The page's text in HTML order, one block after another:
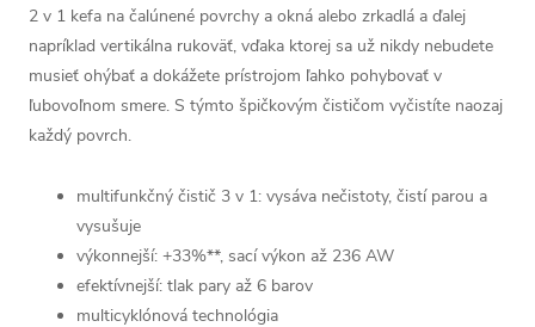
2 v 1 kefa na čalúnené povrchy a okná alebo zrkadlá a ďalej
napríklad vertikálna rukoväť, vďaka ktorej sa už nikdy nebudete
musieť ohýbať a dokážete prístrojom ľahko pohybovať v
ľubovoľnom smere. S týmto špičkovým čističom vyčistíte naozaj
každý povrch.
multifunkčný čistič 3 v 1: vysáva nečistoty, čistí parou a
vysušuje
výkonnejší: +33%**, sací výkon až 236 AW
efektívnejší: tlak pary až 6 barov
multicyklónová technológia